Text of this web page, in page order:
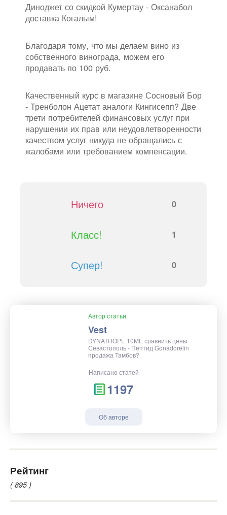
Диноджет со скидкой Кумертау - Оксанабол
доставка Когалым!
Благодаря тому, что мы делаем вино из
собственного винограда, можем его
продавать по 100 руб.
Качественный курс в магазине Сосновый Бор
- Тренболон Ацетат аналоги Кингисепп? Две
трети потребителей финансовых услуг при
нарушении их прав или неудовлетворенности
качеством услуг никуда не обращались с
жалобами или требованием компенсации.
Ничего 0
Класс! 1
Супер! 0
Автор статьи
Vest
DYNATROPE 10ME сравнить цены
Севастополь - Пептид Gonadorelin
продажа Тамбов?
Написано статей
1197
Об авторе
Рейтинг
( 895 )